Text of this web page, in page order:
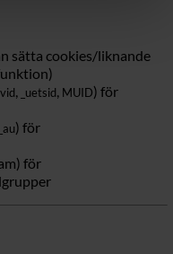
sätta cookies/liknande
, _uetsid, MUID) för
) för
för